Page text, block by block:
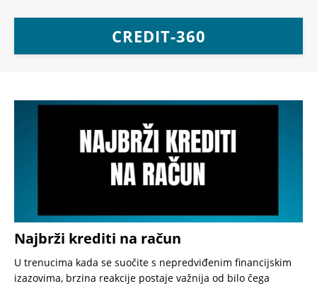
CREDIT-360
Najbrži krediti na račun
U trenucima kada se suočite s nepredviđenim financijskim
izazovima, brzina reakcije postaje važnija od bilo čega